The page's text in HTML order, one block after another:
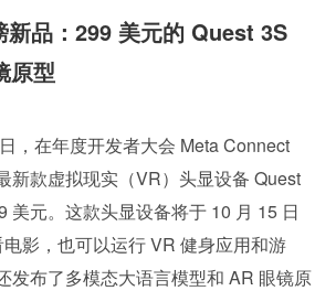
新品：299 美元的 Quest 3S
原型
，在年度开发者大会 Meta Connect
新款虚拟现实（VR）头显设备 Quest
美元。这款头显设备将于 10 月 15 日
影，也可以运行 VR 健身应用和游
发布了多模态大语言模型和 AR 眼镜原